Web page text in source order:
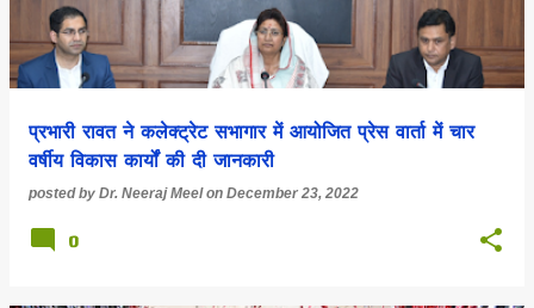
प्रभारी रावत ने कलेक्ट्रेट सभागार में आयोजित प्रेस वार्ता में चार
वर्षीय विकास कार्यों की दी जानकारी
posted by Dr. Neeraj Meel on December 23, 2022
0